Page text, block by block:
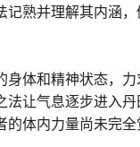
熟并理解其内涵
体和精神状态，
让气息逐步进入
体内力量尚未完